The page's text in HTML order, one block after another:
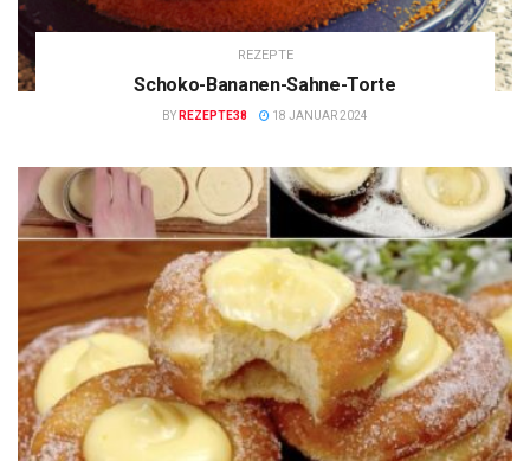
REZEPTE
Schoko-Bananen-Sahne-Torte
BY REZEPTE38 18 JANUAR 2024